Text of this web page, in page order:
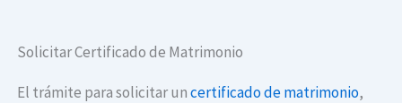
Solicitar Certificado de Matrimonio
El trámite para solicitar uncertificado de matrimonio,